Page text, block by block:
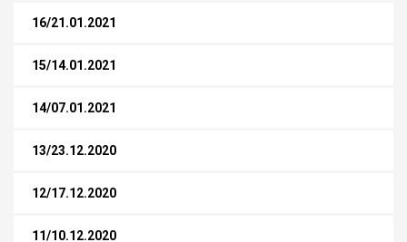
16/21.01.2021
15/14.01.2021
14/07.01.2021
13/23.12.2020
12/17.12.2020
11/10.12.2020